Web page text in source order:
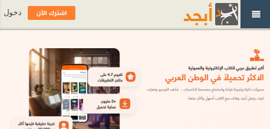
اشترك الآن دخول